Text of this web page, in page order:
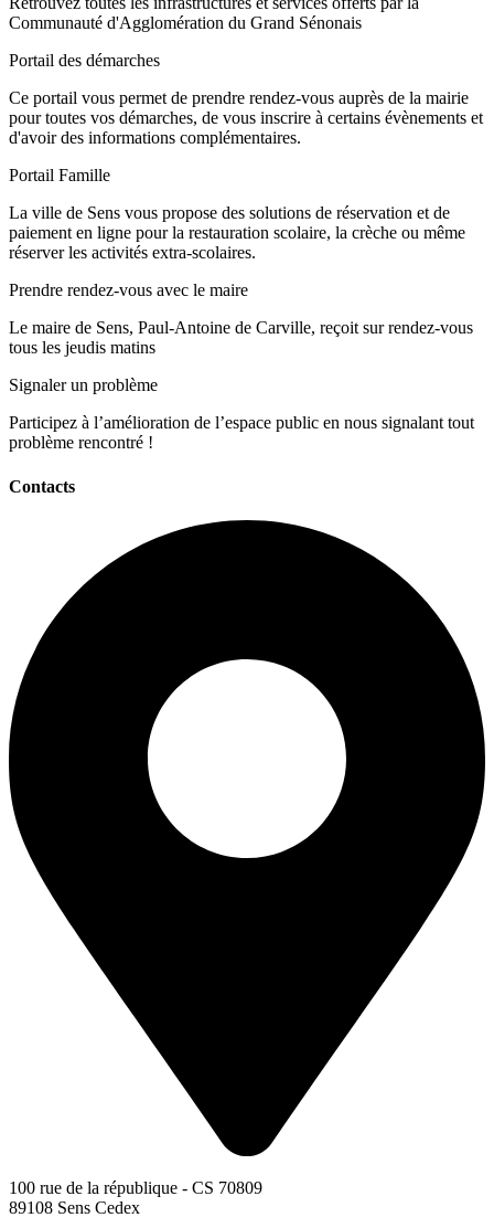
Communauté d'Agglomération du Grand Sénonais
Portail des démarches
Ce portail vous permet de prendre rendez-vous auprès de la mairie
pour toutes vos démarches, de vous inscrire à certains évènements et
d'avoir des informations complémentaires.
Portail Famille
La ville de Sens vous propose des solutions de réservation et de
paiement en ligne pour la restauration scolaire, la crèche ou même
réserver les activités extra-scolaires.
Prendre rendez-vous avec le maire
Le maire de Sens, Paul-Antoine de Carville, reçoit sur rendez-vous
tous les jeudis matins
Signaler un problème
Participez à l’amélioration de l’espace public en nous signalant tout
problème rencontré !
Contacts
100 rue de la république - CS 70809
89108 Sens Cedex